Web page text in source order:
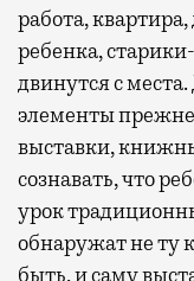
работа,
ребенка,
двинутся с
элементы
выставки,
сознавать, что
урок
обнаружат не ту
быть, и саму